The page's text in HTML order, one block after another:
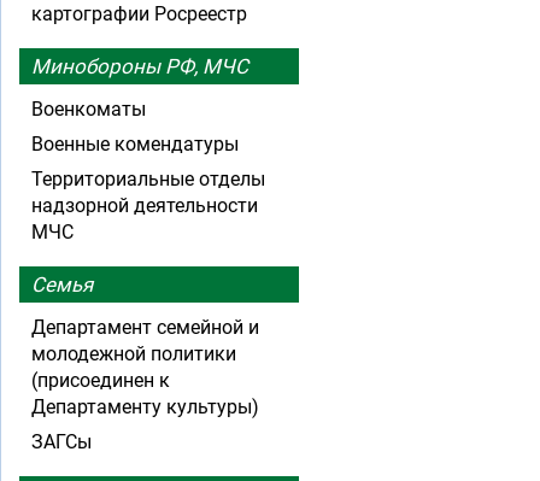
картографии Росреестр
Минобороны РФ, МЧС
Военкоматы
Военные комендатуры
Территориальные отделы
надзорной деятельности
МЧС
Семья
Департамент семейной и
молодежной политики
(присоединен к
Департаменту культуры)
ЗАГСы